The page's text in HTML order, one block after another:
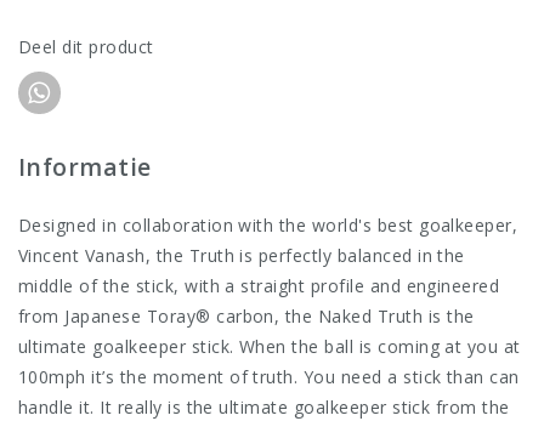
Deel dit product
Informatie
Designed in collaboration with the world's best goalkeeper,
Vincent Vanash, the Truth is perfectly balanced in the
middle of the stick, with a straight profile and engineered
from Japanese Toray® carbon, the Naked Truth is the
ultimate goalkeeper stick. When the ball is coming at you at
100mph it’s the moment of truth. You need a stick than can
handle it. It really is the ultimate goalkeeper stick from the